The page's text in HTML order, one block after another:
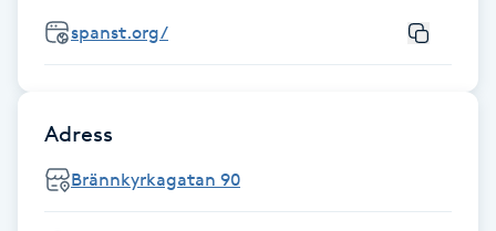
Kemisk peeling
Keratinbehandling
Kinesiologi
spanst.org/
Adress
Brännkyrkagatan 90